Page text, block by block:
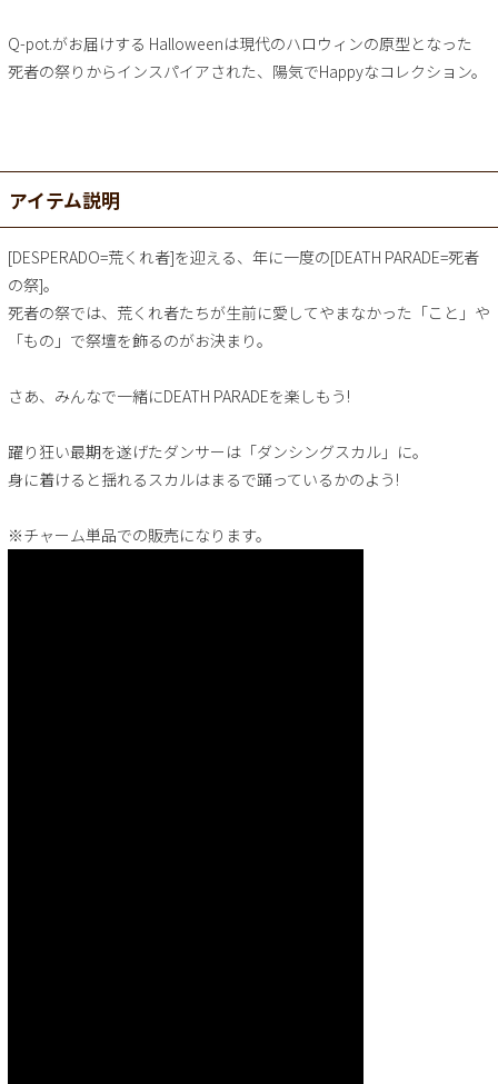
Q-pot.がお届けする Halloweenは現代のハロウィンの原型となった
死者の祭りからインスパイアされた、陽気でHappyなコレクション。
アイテム説明
[DESPERADO=荒くれ者]を迎える、年に一度の[DEATH PARADE=死者
の祭]。
死者の祭では、荒くれ者たちが生前に愛してやまなかった「こと」や
「もの」で祭壇を飾るのがお決まり。
さあ、みんなで一緒にDEATH PARADEを楽しもう!
躍り狂い最期を遂げたダンサーは「ダンシングスカル」に。
身に着けると揺れるスカルはまるで踊っているかのよう!
※チャーム単品での販売になります。